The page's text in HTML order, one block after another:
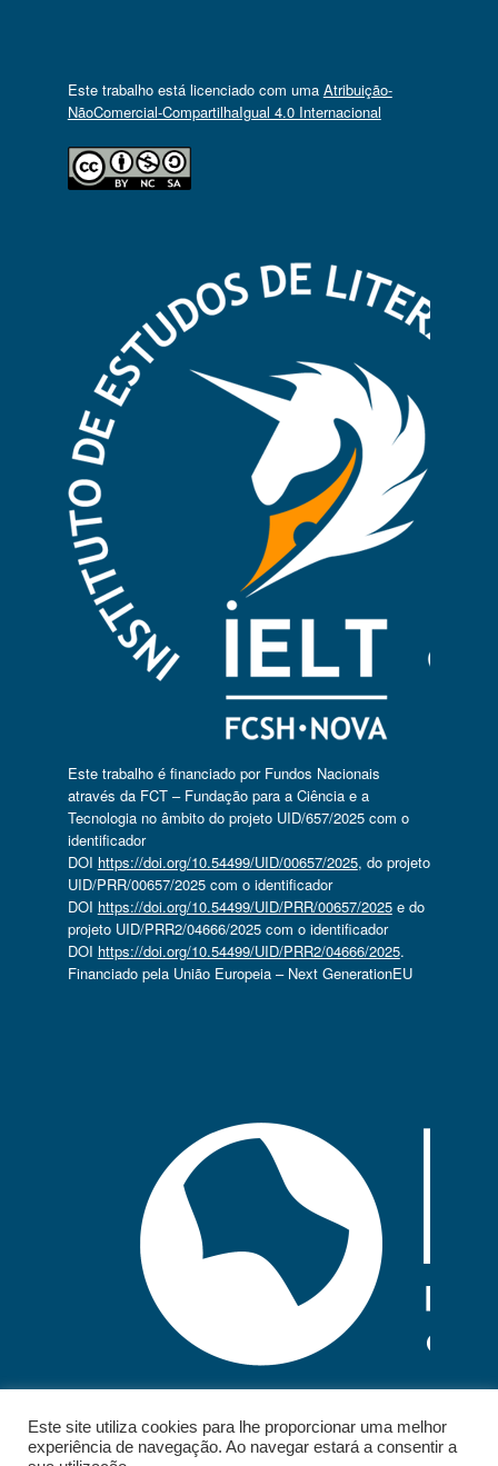
Este trabalho está licenciado com uma Atribuição-
NãoComercial-CompartilhaIgual 4.0 Internacional
Este trabalho é financiado por Fundos Nacionais
através da FCT – Fundação para a Ciência e a
Tecnologia no âmbito do projeto UID/657/2025 com o
identificador
DOI https://doi.org/10.54499/UID/00657/2025, do projeto
UID/PRR/00657/2025 com o identificador
DOI https://doi.org/10.54499/UID/PRR/00657/2025e do
projeto UID/PRR2/04666/2025 com o identificador
DOI https://doi.org/10.54499/UID/PRR2/04666/2025.
Financiado pela União Europeia – Next GenerationEU
Este site utiliza cookies para lhe proporcionar uma melhor
experiência de navegação. Ao navegar estará a consentir a